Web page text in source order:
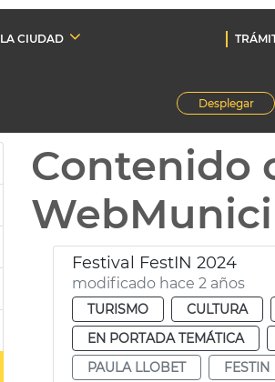
LA CIUDAD
Desplegar
Contenido
Festival FestIN 2024
modificado hace 2 años
TURISMO CULTURA
EN PORTADA TEMÁTICA
PAULA LLOBET
FESTIN